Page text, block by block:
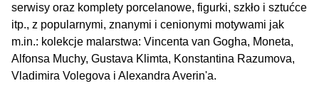
serwisy oraz komplety porcelanowe, figurki, szkło i sztućce
itp., z popularnymi, znanymi i cenionymi motywami jak
m.in.: kolekcje malarstwa: Vincenta van Gogha, Moneta,
Alfonsa Muchy, Gustava Klimta, Konstantina Razumova,
Vladimira Volegova i Alexandra Averin'a.